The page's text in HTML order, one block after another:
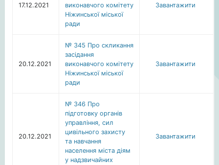
17.12.2021
виконавчого комітету
Ніжинської міської
ради
Завантажити
20.12.2021
№ 345 Про скликання
засідання
виконавчого комітету
Ніжинської міської
ради
Завантажити
20.12.2021
№ 346 Про
підготовку органів
управління, сил
цивільного захисту
та навчання
населення міста діям
у надзвичайних
Завантажити